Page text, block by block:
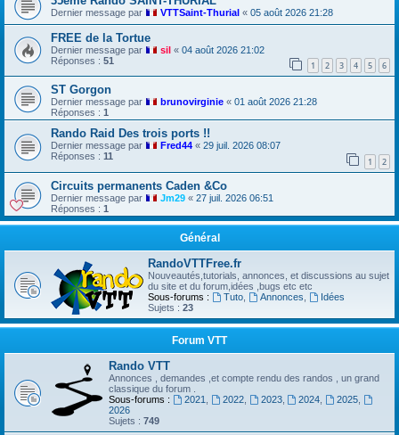
Dernier message par VTTSaint-Thurial « 05 août 2026 21:28
FREE de la Tortue
Dernier message par sil « 04 août 2026 21:02
Réponses : 51 1 2 3 4 5 6
ST Gorgon
Dernier message par brunovirginie « 01 août 2026 21:28
Réponses : 1
Rando Raid Des trois ports !!
Dernier message par Fred44 « 29 juil. 2026 08:07
Réponses : 11 1 2
Circuits permanents Caden &Co
Dernier message par Jm29 « 27 juil. 2026 06:51
Réponses : 1
Général
RandoVTTFree.fr
Nouveautés,tutorials, annonces, et discussions au sujet
du site et du forum,idées ,bugs etc etc
Sous-forums :
Tuto, Annonces
Idées
Sujets : 23
Forum VTT
Rando VTT
Annonces , demandes ,et compte rendu des randos , un grand
classique du forum .
Sous-forums :
2021 2022, 2023, 2024 2025
2026
Sujets : 749